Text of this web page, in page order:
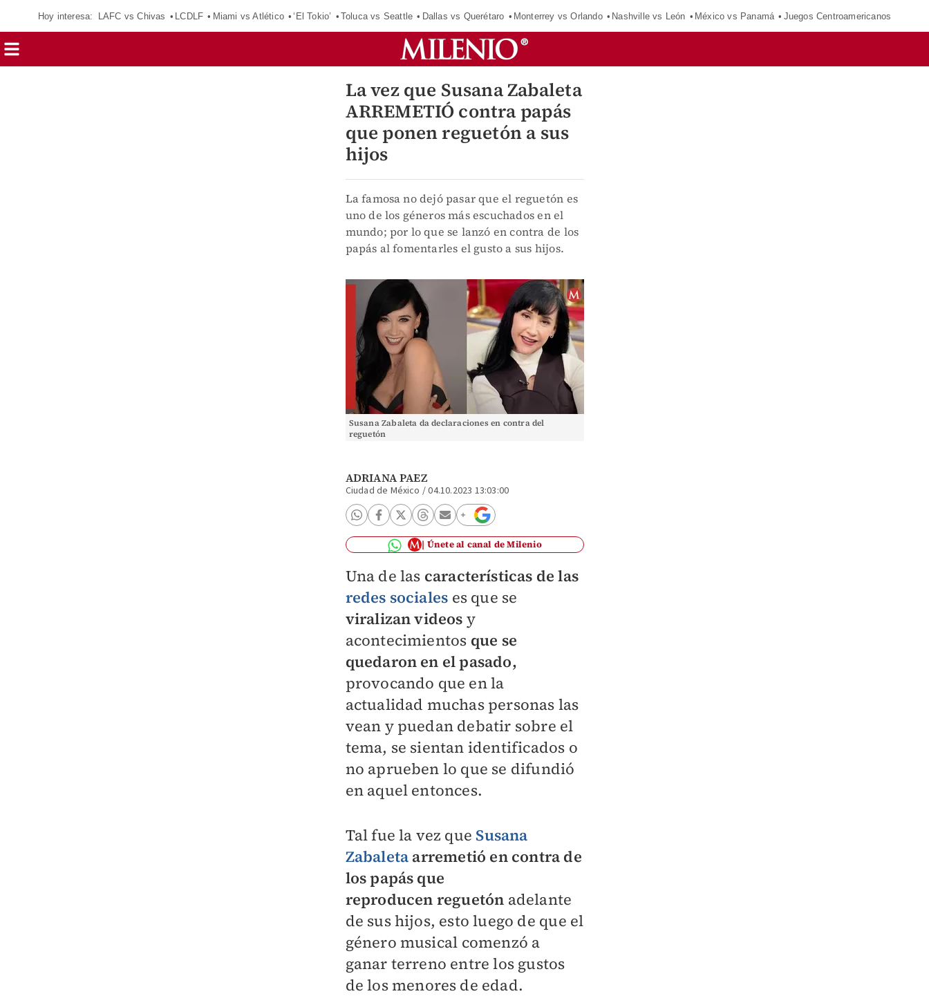
Hoy interesa: LAFC vs Chivas LCDLF Miami vs Atlético ‘El Tokio’ Toluca vs Seattle Dallas vs Querétaro Monterrey vs Orlando Nashville vs León México vs Panamá Juegos Centroamericanos
La vez que Susana Zabaleta
ARREMETIÓ contra papás
que ponen reguetón a sus
hijos
La famosa no dejó pasar que el reguetón es
uno de los géneros más escuchados en el
mundo; por lo que se lanzó en contra de los
papás al fomentarles el gusto a sus hijos.
Susana Zabaleta da declaraciones en contra del
reguetón
ADRIANA PAEZ
Ciudad de México /04.10.2023 13:03:00
Únete al canal de Milenio
Una de las características de las
redes sociales es que se
viralizan videos y
acontecimientos que se
quedaron en el pasado,
provocando que en la
actualidad muchas personas las
vean y puedan debatir sobre el
tema, se sientan identificados o
no aprueben lo que se difundió
en aquel entonces.
Tal fue la vez que Susana
Zabaleta arremetió en contra de
los papás que
reproducen reguetón adelante
de sus hijos, esto luego de que el
género musical comenzó a
ganar terreno entre los gustos
de los menores de edad.